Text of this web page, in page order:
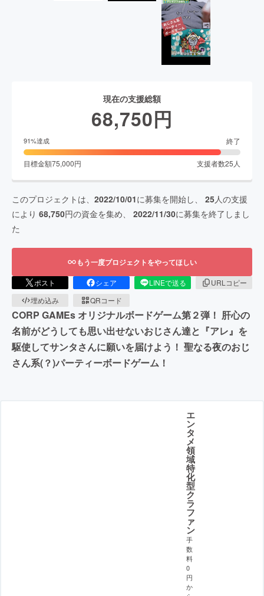
現在の支援総額
68,750円
91%達成 終了
目標金額75,000円 支援者数25 人
このプロジェクトは、 2022/10/01に募集を開始し、 25人の支援
により 68,750円の資金を集め、 2022/11/30に募集を終了しまし
た
もう一度プロジェクトをやってほしい
ポスト シェア LINEで送る
URLコピー
埋め込み
QRコード
CORP GAMEs オリジナルボードゲーム第２弾！ 肝心の
名前がどうしても思い出せないおじさん達と『アレ』を
駆使してサンタさんに願いを届けよう！ 聖なる夜のおじ
さん系(？)パーティーボードゲーム！
エ
ン
タ
メ
領
域
特
化
型
ク
ラ
フ
ァ
ン
手
数
料
0
円
か